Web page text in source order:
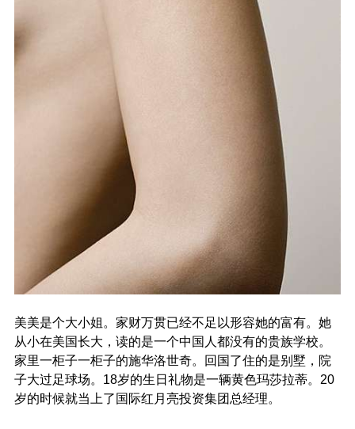
美美是个大小姐。家财万贯已经不足以形容她的富有。她
从小在美国长大，读的是一个中国人都没有的贵族学校。
家里一柜子一柜子的施华洛世奇。回国了住的是别墅，院
子大过足球场。18岁的生日礼物是一辆黄色玛莎拉蒂。20
岁的时候就当上了国际红月亮投资集团总经理。